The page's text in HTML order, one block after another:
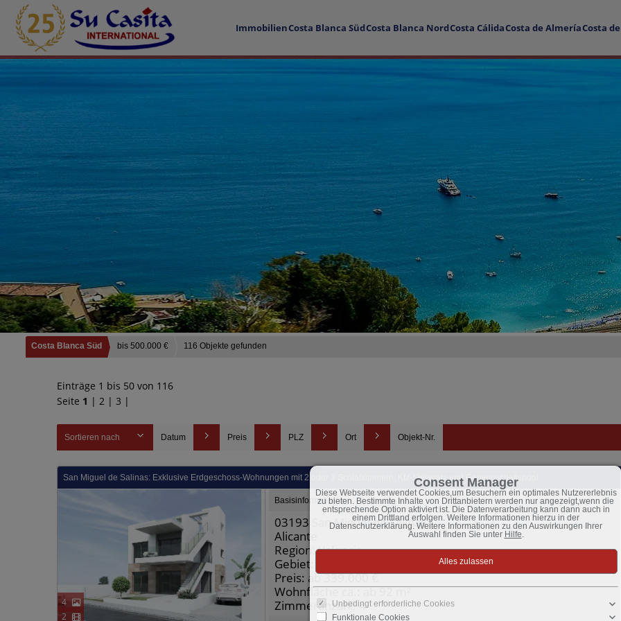
ImmobilienCosta Blanca SüdCosta Blanca NordCosta CálidaCosta de AlmeríaCosta
Costa Blanca Süd bis 500.000 € 116 Objekte gefunden
Einträge 1 bis 50 von 116
Seite 1 | 2 | 3 |
Sortieren nach Datum Preis PLZ Ort Objekt-Nr.
San Miguel de Salinas: Exklusive Erdgeschoss-Wohnungen mit 2 oder 3 Schlafzimmern, Kfz-Stellplatz und Gemeinschaftspool
2
4
Basisinformationen
03193 San Miguel de Salinas
Alicante
Region: Valencia
Gebiet: Wohngebiet
Preis: ab 339.000 €
Wohnfläche ca.: ab 92 m²
Zimmeranzahl: 4
Consent Manager
Diese Webseite verwendet Cookies,um Besuchern ein optimales Nutzererlebnis
zu bieten. Bestimmte Inhalte von Drittanbietern werden nur angezeigt,wenn die
entsprechende Option aktiviert ist. Die Datenverarbeitung kann dann auch in
einem Drittland erfolgen. Weitere Informationen hierzu in der
Datenschutzerklärung. Weitere Informationen zu den Auswirkungen Ihrer
Auswahl finden Sie unter Hilfe.
Unbedingt erforderliche Cookies
Funktionale Cookies